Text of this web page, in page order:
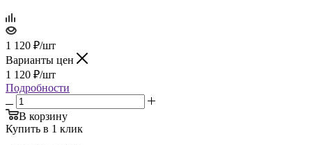
1 120 ₽/шт
Варианты цен
1 120 ₽/шт
Подробности
В корзину
Купить в 1 клик